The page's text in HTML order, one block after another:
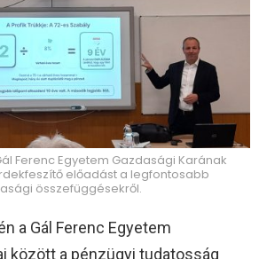
Ferenc Egyetem Gazdasági Karának
előadást a legfontosabb
összefüggésekről.
a Gál Ferenc Egyetem
között a pénzügyi tudatosság